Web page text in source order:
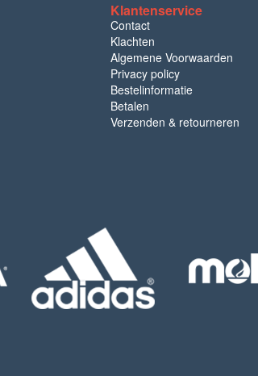
Klantenservice
Contact
Klachten
Algemene Voorwaarden
Privacy policy
Bestelinformatie
Betalen
Verzenden & retourneren